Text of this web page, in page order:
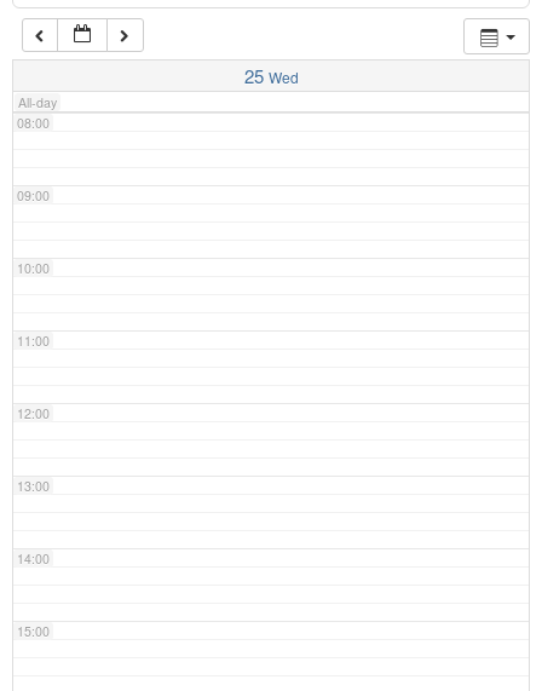
25 Wed
All-day
07:00
08:00
09:00
10:00
11:00
12:00
13:00
14:00
15:00